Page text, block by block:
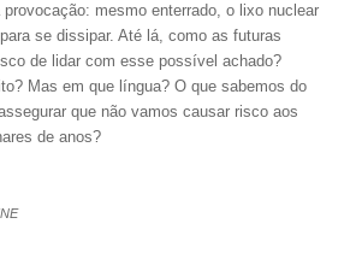
SALARIAL
DA PROFISSÃO
provocação: mesmo enterrado, o lixo nuclear
se dissipar. Até lá, como as futuras
de lidar com esse possível achado?
Mas em que língua? O que sabemos do
que não vamos causar risco aos
de anos?